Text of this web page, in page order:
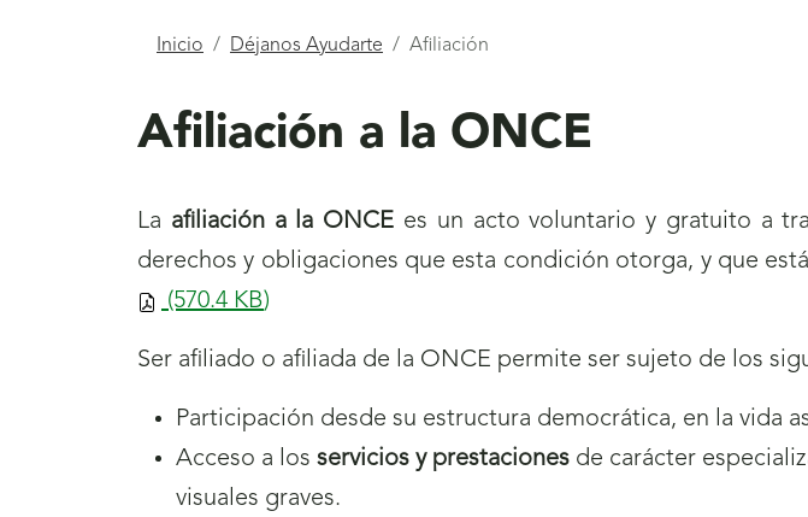
Está
Inicio Déjanos Ayudarte Afiliación
Afiliación a la ONCE
La afiliación a la ONCE es un acto voluntario y gratuito a
derechos y obligaciones que esta condición otorga, y que
(570.4 KB)
Ser afiliado o afiliada de la ONCE permite ser sujeto de los
Participación desde su estructura democrática, en la vida
Acceso a los servicios y prestaciones de carácter
visuales graves.